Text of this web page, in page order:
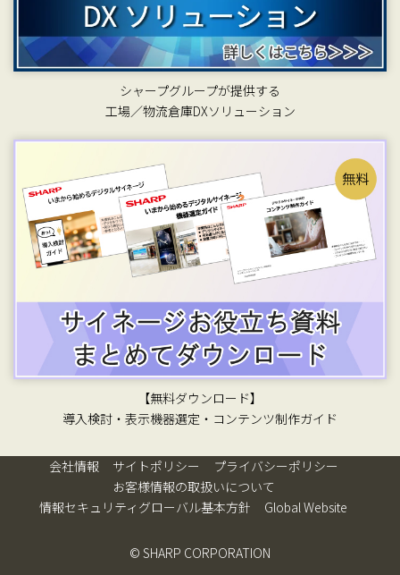
シャープグループが提供する
工場／物流倉庫DXソリューション
【無料ダウンロード】
導入検討・表示機器選定・コンテンツ制作ガイド
会社情報 サイトポリシー
プライバシーポリシー
お客様情報の取扱いについて
情報セキュリティグローバル基本方針
Global Website
© SHARP CORPORATION